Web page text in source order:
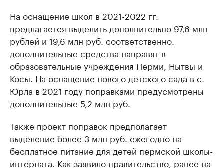
На оснащение школ в 2021-2022 гг.
предлагается выделить дополнительно 97,6 млн
рублей и 19,6 млн руб. соответственно.
дополнительные средства направят в
образовательные учреждения Перми, Нытвы и
Косы. На оснащение нового детского сада в с.
Юрла в 2021 году поправками предусмотрены
дополнительные 5,2 млн руб.
Также проект поправок предполагает
выделение более 3 млн руб. ежегодно на
бесплатное питание для детей пермской школы-
интерната. Как заявило правительство, ранее на